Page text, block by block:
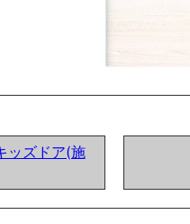
ッズドア(施